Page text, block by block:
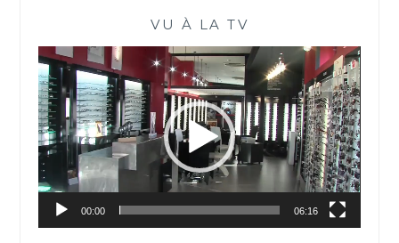
VU À LA TV
Lecteur
vidéo
00:00 06:16